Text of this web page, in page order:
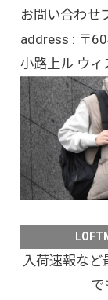
お問い合わせ
address : 〒
小路上ル ウィ
入荷速報な
で